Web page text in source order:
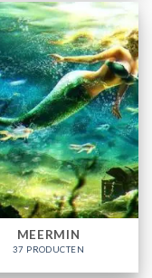
MEERMIN
37 PRODUCTEN